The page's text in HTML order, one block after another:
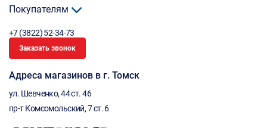
Покупателям
+7 (3822) 52-34-73
Заказать звонок
Адреса магазинов в г. Томск
ул. Шевченко, 44 ст. 46
пр-т Комсомольский, 7 ст. 6